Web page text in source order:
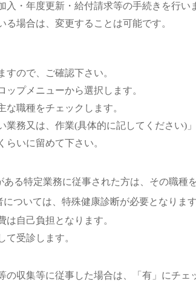
・年度更新・給付請求等の手続きを行い
場合は、変更することは可能です。
ので、ご確認下さい。
プメニューから選択します。
職種をチェックします。
務又は、作業(具体的に記してください)
らいに留めて下さい。
る特定業務に従事された方は、その職種
ついては、特殊健康診断が必要となります
自己負担となります。
受診します。
収集等に従事した場合は、「有」にチェ